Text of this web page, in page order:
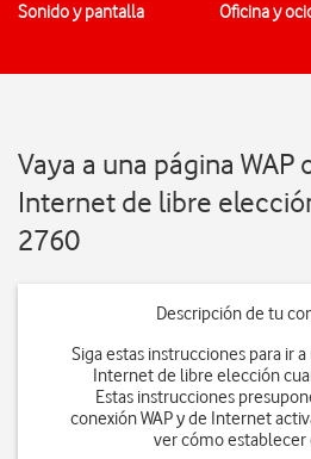
Sonido y pantalla Oficina y
Vaya a una página WAP
Internet de libre
2760
Descripción de tu
Siga estas instrucciones para ir a
Internet de libre elección
Estas instrucciones
conexión WAP y de Internet
ver cómo establecer